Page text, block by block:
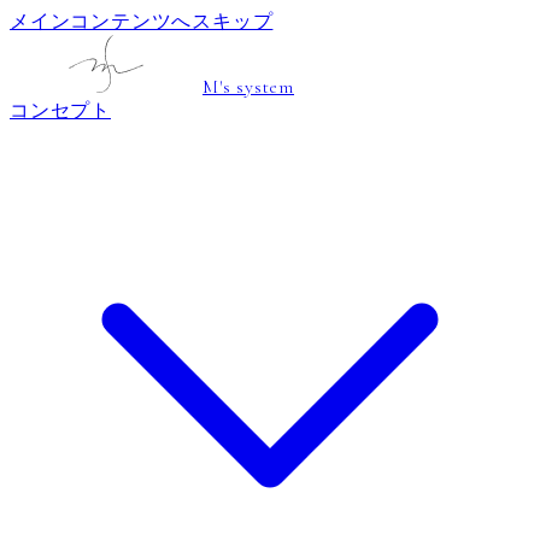
メインコンテンツへスキップ
M's system
コンセプト